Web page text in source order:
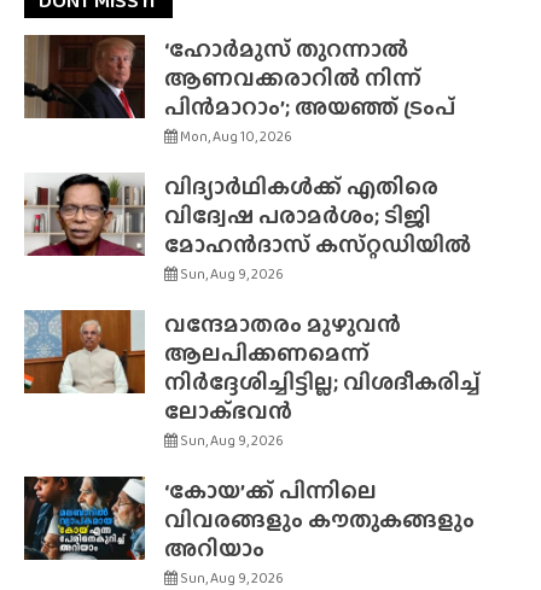
‘ഹോർമുസ് തുറന്നാൽ
ആണവക്കരാറിൽ നിന്ന്
പിൻമാറാം’; അയഞ്ഞ് ട്രംപ്
Mon, Aug 10, 2026
വിദ്യാർഥികൾക്ക് എതിരെ
വിദ്വേഷ പരാമർശം; ടിജി
മോഹൻദാസ് കസ്‌റ്റഡിയിൽ
Sun, Aug 9, 2026
വന്ദേമാതരം മുഴുവൻ
ആലപിക്കണമെന്ന്
നിർദ്ദേശിച്ചിട്ടില്ല; വിശദീകരിച്ച്
ലോക്‌ഭവൻ
Sun, Aug 9, 2026
‘കോയ’ക്ക് പിന്നിലെ
വിവരങ്ങളും കൗതുകങ്ങളും
അറിയാം
Sun, Aug 9, 2026